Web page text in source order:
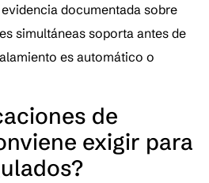
documentada sobre
simultáneas soporta antes de
es automático o
de
exigir para